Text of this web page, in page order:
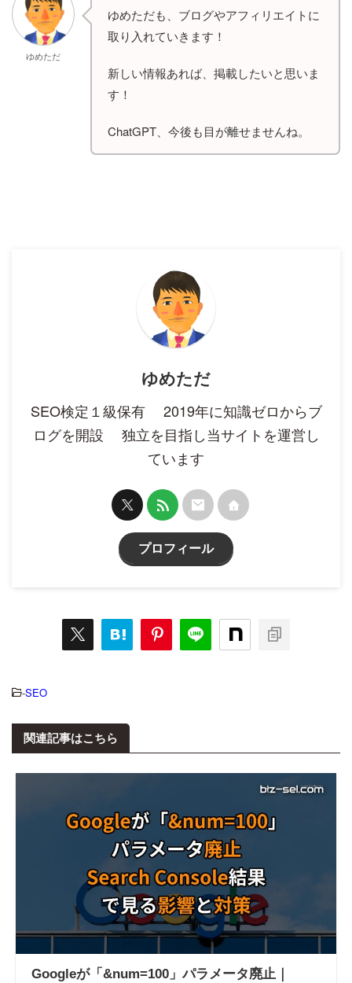
ゆめただ
ゆめただも、ブログやアフィリエイトに
取り入れていきます！
新しい情報あれば、掲載したいと思いま
す！
ChatGPT、今後も目が離せませんね。
ゆめただ
SEO検定１級保有 2019年に知識ゼロからブ
ログを開設 独立を目指し当サイトを運営し
ています
プロフィール
-SEO
関連記事はこちら
Googleが「&num=100」パラメータ廃止｜